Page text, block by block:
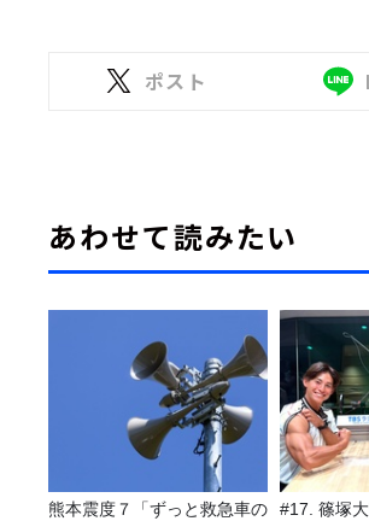
ポスト
あわせて読みたい
熊本震度７「ずっと救急車の
#17. 篠塚